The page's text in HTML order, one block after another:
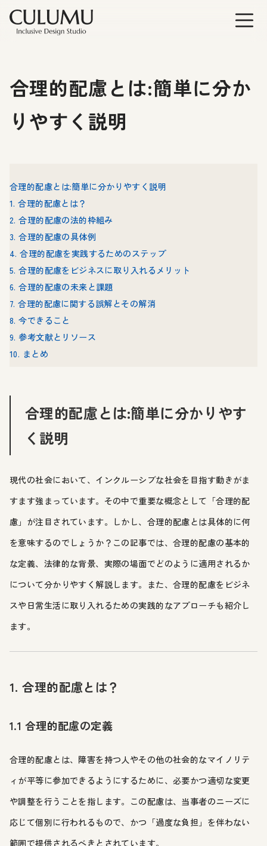
合理的配慮とは:簡単に分か
りやすく説明
合理的配慮とは:簡単に分かりやすく説明
1. 合理的配慮とは？
2. 合理的配慮の法的枠組み
3. 合理的配慮の具体例
4. 合理的配慮を実践するためのステップ
5. 合理的配慮をビジネスに取り入れるメリット
6. 合理的配慮の未来と課題
7. 合理的配慮に関する誤解とその解消
8. 今できること
9. 参考文献とリソース
10. まとめ
合理的配慮とは:簡単に分かりやす
く説明
現代の社会において、インクルーシブな社会を目指す動きがま
すます強まっています。その中で重要な概念として「合理的配
慮」が注目されています。しかし、合理的配慮とは具体的に何
を意味するのでしょうか？この記事では、合理的配慮の基本的
な定義、法律的な背景、実際の場面でどのように適用されるか
について分かりやすく解説します。また、合理的配慮をビジネ
スや日常生活に取り入れるための実践的なアプローチも紹介し
ます。
1. 合理的配慮とは？
1.1 合理的配慮の定義
合理的配慮とは、障害を持つ人やその他の社会的なマイノリテ
ィが平等に参加できるようにするために、必要かつ適切な変更
や調整を行うことを指します。この配慮は、当事者のニーズに
応じて個別に行われるもので、かつ「過度な負担」を伴わない
範囲で提供されるべきとされています。